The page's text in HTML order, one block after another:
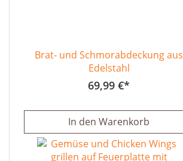
Brat- und Schmorabdeckung aus
Edelstahl
69,99 €
In den Warenkorb